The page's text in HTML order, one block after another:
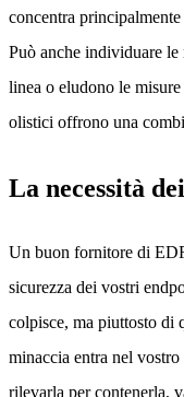
concentra
Può anche individuare
linea o eludono le
olistici offrono una
La necessità
Un buon fornitore di
sicurezza dei vostri
colpisce, ma piuttosto di
minaccia entra nel
rilevarla per contenerla,